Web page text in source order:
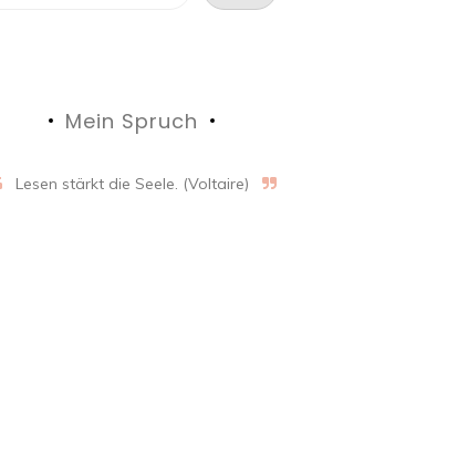
Mein Spruch
Lesen stärkt die Seele. (Voltaire)